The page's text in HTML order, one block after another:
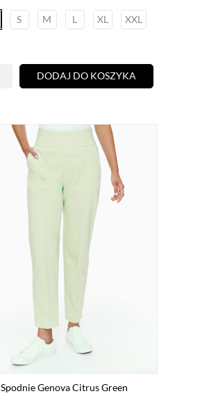
S M L XL XXL
DODAJ DO KOSZYKA
Spodnie Genova Citrus Green